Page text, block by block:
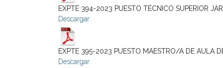
EXPTE 394-2023 PUESTO TÉCNICO SUPERIOR
Descargar
EXPTE 395-2023 PUESTO MAESTRO/A DE AULA
Descargar